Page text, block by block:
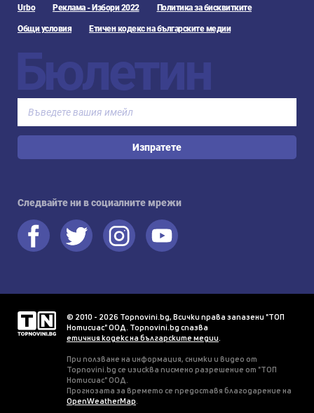
Urbo Реклама - Избори 2022 Политика за бисквитките
Общи условия Етичен кодекс на българските медии
Бюлетин
Изпратете
Следвайте ни в социалните мрежи
© 2010 - 2026 Topnovini.bg, Всички права запазени "ТОП
Нотисиас" ООД. Topnovini.bg спазва
етичния кодекс на българските медии.
При ползване на информация, снимки и видео от
Topnovini.bg се изисква писмено разрешение от "ТОП
Нотисиас" ООД.
Прогнозата за времето се предоставя благодарение на
OpenWeatherMap.